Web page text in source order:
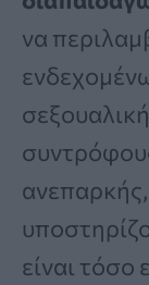
να
είναι τόσο